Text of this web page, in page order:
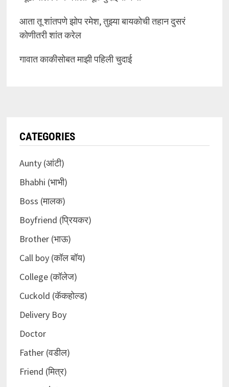
आता तू शांतपणे झोप रमेश, तुझ्या बायकोची तहान दुसरं
कोणीतरी शांत करेल
गावात काकीसोबत माझी पहिली चुदाई
CATEGORIES
Aunty (आंटी)
Bhabhi (भाभी)
Boss (मालक)
Boyfriend (प्रियकर)
Brother (भाऊ)
Call boy (कॉल बॉय)
College (कॉलेज)
Cuckold (कॅकहोल्ड)
Delivery Boy
Doctor
Father (वडील)
Friend (मित्र)